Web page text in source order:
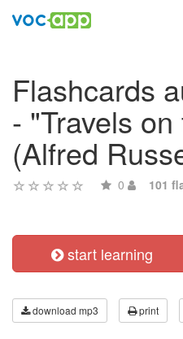
Flashcards
- "Travels
(Alfred
0 101
start learning
download mp3 print